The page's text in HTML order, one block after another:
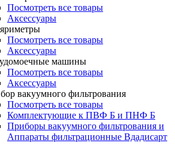
Посмотреть все товары
Аксессуары
Посмотреть все товары
Аксессуары
машины
Посмотреть все товары
Аксессуары
вакуумного фильтрования
Посмотреть все товары
Комплектующие к ПВФ Б и ПНФ Б
Приборы вакуумного фильтрования и
Аппараты фильтрационные Вдадисарт